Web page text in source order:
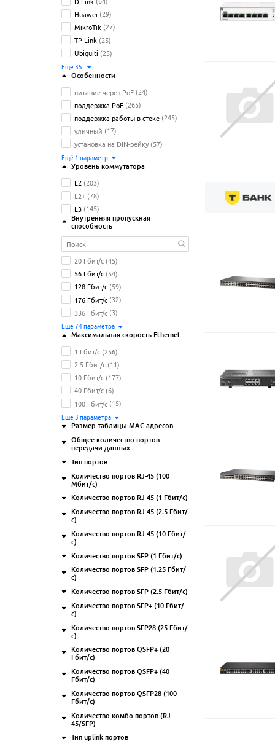
Huawei (29)
MikroTik (27)
TP-Link (25)
Ubiquiti (25)
Ещё 35
Особенности
питание через PoE (24)
поддержка PoE (265)
поддержка работы в стеке (245)
уличный (17)
установка на DIN-рейку (57)
Ещё 1 параметр
Уровень коммутатора
L2 (203)
L2+ (78)
L3 (145)
Внутренняя пропускная
способность
20 Гбит/с (45)
56 Гбит/с (54)
128 Гбит/с (59)
176 Гбит/с (32)
336 Гбит/с (3)
Ещё 74параметрa
Максимальная скорость Ethernet
1 Гбит/с (256)
2.5 Гбит/с (11)
10 Гбит/с (177)
40 Гбит/с (6)
100 Гбит/с (15)
Ещё 3 параметрa
Размер таблицы MAC адресов
16K (161)
(59)
4K (13)
8K
Ещё 6
Общее количество портов
передачи данных
10 (80)
18 (32)
26
28
52 (47)
Тип портов
QSFP+ (8)
SFP+
комбо-порты
Ещё2
Количество портов RJ-45 (100
Мбит/с)
4 (10)
8 (7)
16
24 (9)
Количество портов RJ-45 (1 Гбит/с)
5 (10)
8
16 (41)
24 (111)
Количество портов RJ-45 (2.5 Гбит/
с)
4 (4)
20
24
Ещё 2
Количество портов RJ-45 (10 Гбит/
с)
2 (6)
4 (3)
24 (2)
Ещё 2
Количество портов SFP (1 Гбит/с)
1 (6)
8 (2)
20
Ещё5
Количество портов SFP (1.25 Гбит/
с)
2 (2)
Количество портов SFP (2.5 Гбит/с)
2 (3)
Количество портов SFP+ (10 Гбит/
с)
2 (25)
8 (7)
16 (3)
24 (4)
Ещё4параметрa
Количество портов SFP28 (25 Гбит/
с)
2 (1)
8 (2)
12 (1)
48 (5)
Ещё2параметрa
Количество портов QSFP+ (20
Гбит/с)
2 (1)
Количество портов QSFP+ (40
Гбит/с)
2 (3)
Количество портов QSFP28 (100
Гбит/с)
2 (3)
Количество комбо-портов (RJ-
45/SFP)
1 (1)
Тип uplink портов